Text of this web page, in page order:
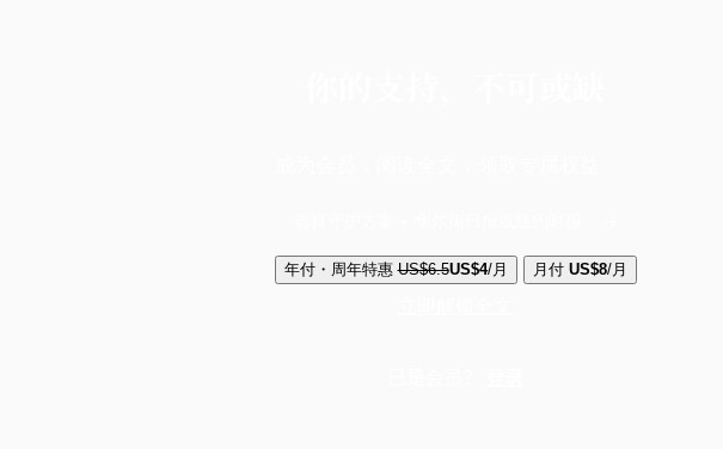
年付・周年特惠 US$6.5US$4/月 月付 US$8/月